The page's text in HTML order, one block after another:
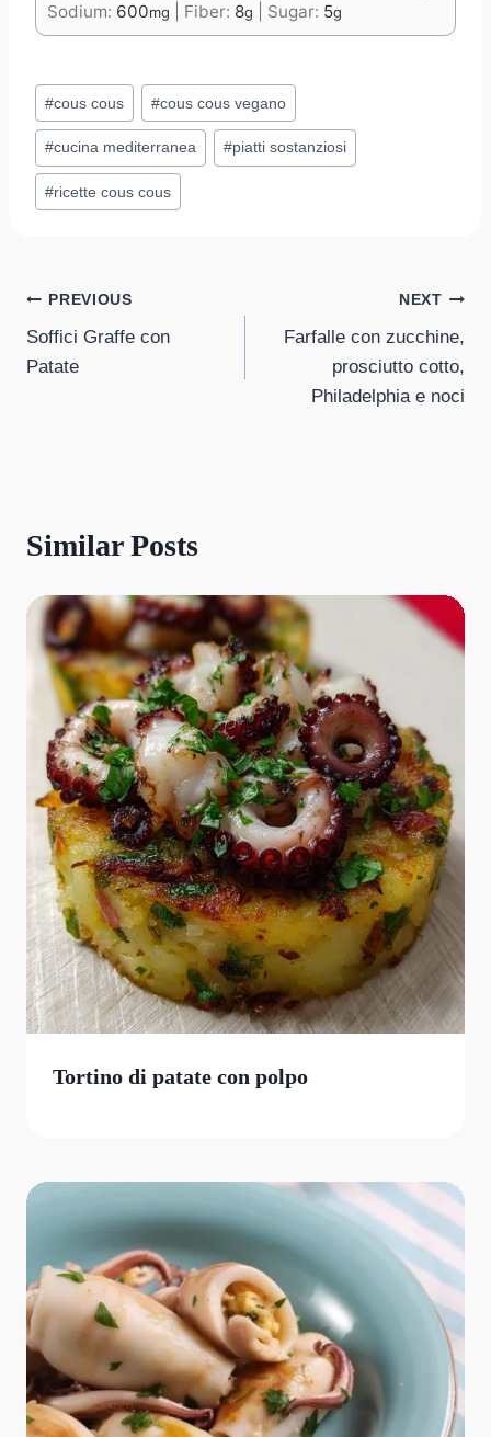
Sodium: 600mg Fiber: 8g Sugar: 5g
Post
Tags:
#cous cous #cous cous vegano
#cucina mediterranea #piatti sostanziosi
#ricette cous cous
Post
navigation
PREVIOUS
Soffici Graffe con
Patate
NEXT
Farfalle con zucchine,
prosciutto cotto,
Philadelphia e noci
Similar Posts
Tortino di patate con polpo